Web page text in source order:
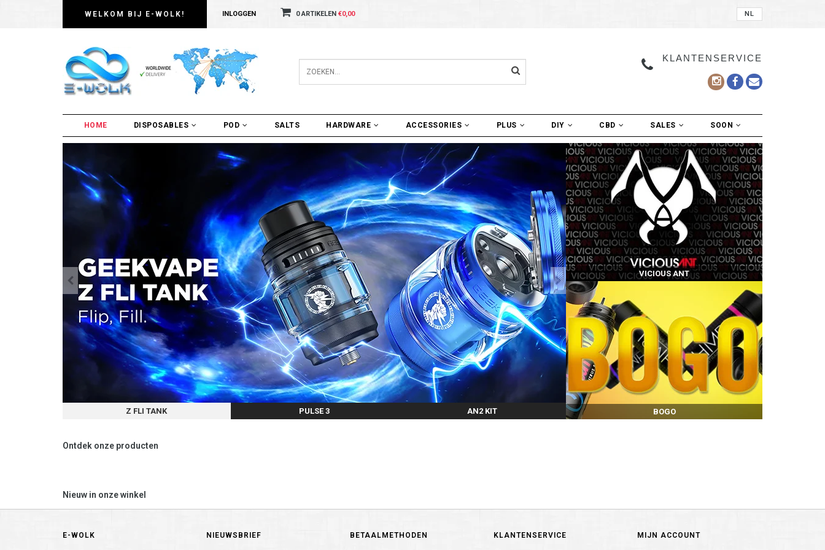
WELKOM BIJ E-WOLK! INLOGGEN 0 ARTIKELEN €0,00 NL
KLANTENSERVICE
HOME DISPOSABLES POD SALTS HARDWARE ACCESSORIES PLUS DIY CBD SALES SOON
Z FLI TANK PULSE 3 AN2 KIT
VICIOUS ANT
BOGO
Ontdek onze producten
Nieuw in onze winkel
E-WOLK NIEUWSBRIEF BETAALMETHODEN KLANTENSERVICE MIJN ACCOUNT